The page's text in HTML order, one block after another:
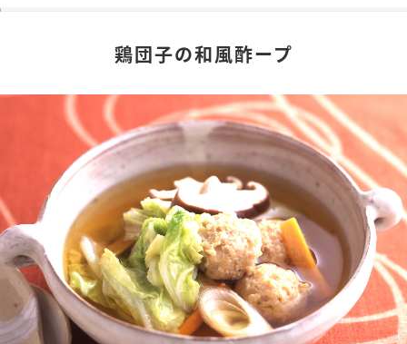
商品カテゴリ
酢 調味酢
お酢ドリンク ぽん酢
みりん風・料理酒 鍋用調味料
新商品一覧
キャンペーン情報
ブランド・スペシャルサイト
ブランド・スペシャルサイト トップ
商品ブランドサイト
企業情報
鶏団子の和風酢ープ